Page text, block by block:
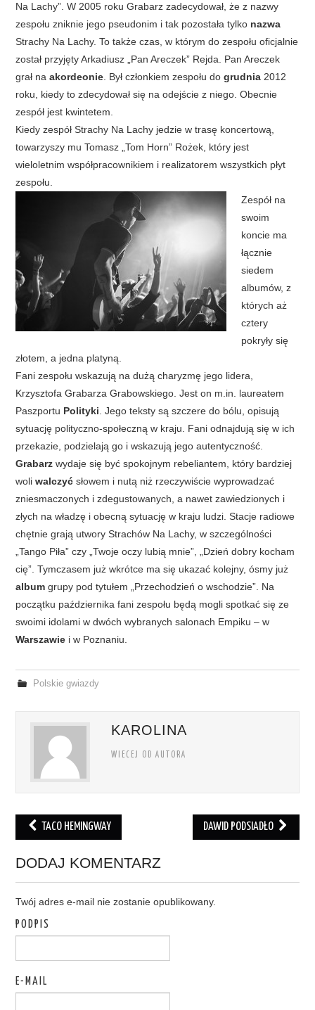
Na Lachy”. W 2005 roku Grabarz zadecydował, że z nazwy
zespołu zniknie jego pseudonim i tak pozostała tylko nazwa
Strachy Na Lachy. To także czas, w którym do zespołu oficjalnie
został przyjęty Arkadiusz „Pan Areczek” Rejda. Pan Areczek
grał naakordeonie . Był członkiem zespołu dogrudnia 2012
roku, kiedy to zdecydował się na odejście z niego. Obecnie
zespół jest kwintetem.
Kiedy zespół Strachy Na Lachy jedzie w trasę koncertową,
towarzyszy mu Tomasz „Tom Horn” Rożek, który jest
wieloletnim współpracownikiem i realizatorem wszystkich płyt
zespołu.
Zespół na
swoim
koncie ma
łącznie
siedem
albumów, z
których aż
cztery
pokryły się
złotem, a jedna platyną.
Fani zespołu wskazują na dużą charyzmę jego lidera,
Krzysztofa Grabarza Grabowskiego. Jest on m.in. laureatem
Paszportu Polityki . Jego teksty są szczere do bólu, opisują
sytuację polityczno-społeczną w kraju. Fani odnajdują się w ich
przekazie, podzielają go i wskazują jego autentyczność.
Grabarz wydaje się być spokojnym rebeliantem, który bardziej
woliwalczyć słowem i nutą niż rzeczywiście wyprowadzać
zniesmaczonych i zdegustowanych, a nawet zawiedzionych i
złych na władzę i obecną sytuację w kraju ludzi. Stacje radiowe
chętnie grają utwory Strachów Na Lachy, w szczególności
„Tango Piła” czy „Twoje oczy lubią mnie”, „Dzień dobry kocham
cię”. Tymczasem już wkrótce ma się ukazać kolejny, ósmy już
album grupy pod tytułem „Przechodzień o wschodzie”. Na
początku października fani zespołu będą mogli spotkać się ze
swoimi idolami w dwóch wybranych salonach Empiku – w
Warszawie i w Poznaniu.
Polskie gwiazdy
KAROLINA
WIECEJ OD AUTORA
TACO HEMINGWAY DAWID PODSIADŁO
DODAJ KOMENTARZ
Twój adres e-mail nie zostanie opublikowany.
PODPIS
E-MAIL